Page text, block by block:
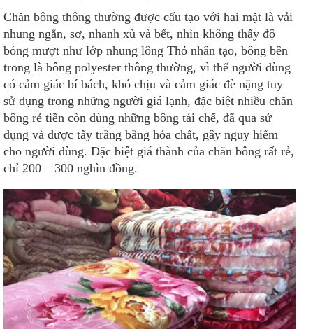
Chăn bông thông thường được cấu tạo với hai mặt là vải
nhung ngắn, sơ, nhanh xù và bết, nhìn không thấy độ
bóng mượt như lớp nhung lông Thỏ nhân tạo, bông bên
trong là bông polyester thông thường, vì thế người dùng
có cảm giác bí bách, khó chịu và cảm giác đè nặng tuy
sử dụng trong những người giá lạnh, đặc biệt nhiều chăn
bông rẻ tiền còn dùng những bông tái chế, đã qua sử
dụng và được tẩy trắng bằng hóa chất, gây nguy hiểm
cho người dùng. Đặc biệt giá thành của chăn bông rất rẻ,
chỉ 200 – 300 nghìn đồng.